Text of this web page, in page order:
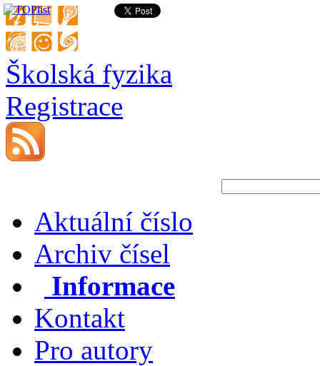
Školská fyzika
Registrace
Aktuální číslo
Archiv čísel
Informace
Kontakt
Pro autory